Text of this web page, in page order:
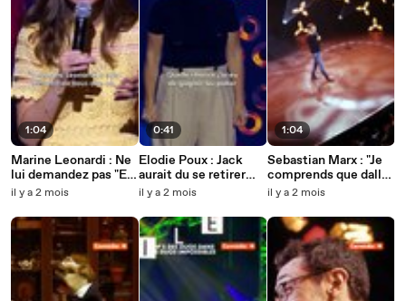
1:04
Marine Leonardi : Ne
lui demandez pas "Et
le prochain c'est pour
il y a 2 mois
0:41
Elodie Poux : Jack
aurait du se retirer
aussi...
il y a 2 mois
1:04
Sebastian Marx : "Je
comprends que dalle
ok ?"
il y a 2 mois